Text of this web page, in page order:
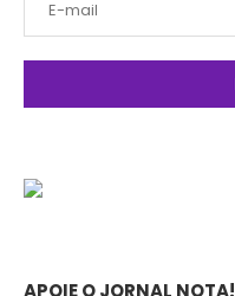
APOIE O JORNAL NOTA!